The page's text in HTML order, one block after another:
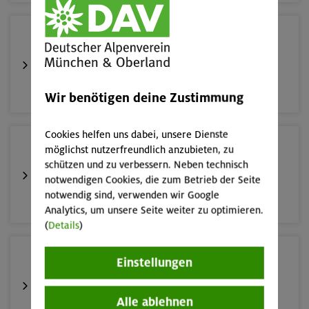
16.08.26
Schnupperkletterkurs indoor
München
19.08.26
Schnupperkletterkurs indoor
München
Wir benötigen deine Zustimmung
Cookies helfen uns dabei, unsere Dienste
möglichst nutzerfreundlich anzubieten, zu
schützen und zu verbessern. Neben technisch
notwendigen Cookies, die zum Betrieb der Seite
notwendig sind, verwenden wir Google
Analytics, um unsere Seite weiter zu optimieren.
(Details)
Einstellungen
Alle ablehnen